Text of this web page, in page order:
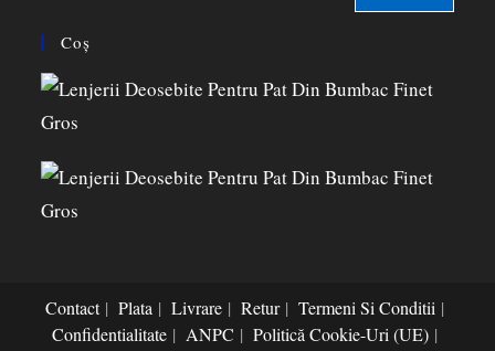
Coș
Contact Plata Livrare Retur
Termeni Si Conditii
Confidentialitate
ANPC
Politică Cookie-Uri (UE)